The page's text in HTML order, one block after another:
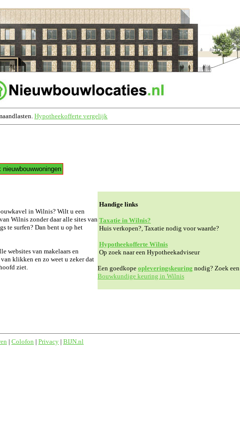
Hypotheekofferte vergelijk
in Wilnis? Wilt u een
Wilnis zonder daar alle sites van
te surfen? Dan bent u op het
websites van makelaars en
klikken en zo weet u zeker dat
ziet.
Handige links
Taxatie in Wilnis?
Huis verkopen?, Taxatie nodig voor waarde?
Hypotheekofferte Wilnis
Op zoek naar een Hypotheekadviseur
Een goedkope opleveringskeuring nodig? Zoek een
Bouwkundige keuring in Wilnis
| Colofon | Privacy | BIJN.nl